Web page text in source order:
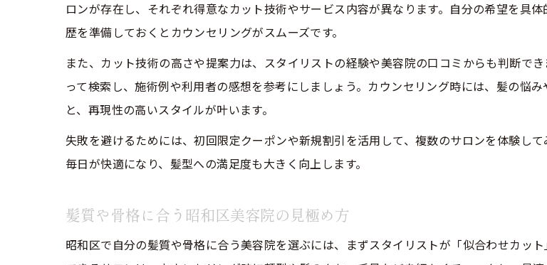
髪質別のカット事例で美容院技
美容院カットで昭和区理想ヘア
プロ美容院が提案する昭和区ス
昭和区 美容院 安いでも技術を見
美容院でカットが得意なスタイ
ロンが存在し、それぞれ得意なカット技術やサービス内容が異なります。自分の希望を具
歴を準備しておくとカウンセリングがスムーズです。
また、カット技術の高さや提案力は、スタイリストの経験や美容院の口コミからも判断で
って検索し、施術例や利用者の感想を参考にしましょう。カウンセリング時には、髪の悩
と、再現性の高いスタイルが叶います。
失敗を避けるためには、初回限定クーポンや新規割引を活用して、複数のサロンを体験し
毎日が快適になり、髪型への満足度も大きく向上します。
髪質や骨格に合う昭和区美容院の見極め方
昭和区で自分の髪質や骨格に合う美容院を選ぶには、まずスタイリストが「似合わせカッ